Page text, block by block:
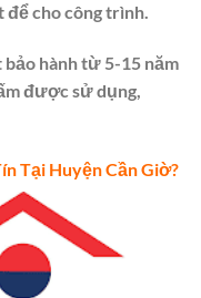
để cho công trình.
bảo hành từ 5-15 năm
được sử dụng,
Tại Huyện Cần Giờ?